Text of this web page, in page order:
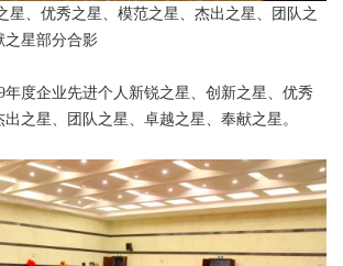
星、优秀之星、模范之星、杰出之星、团队之
之星部分合影
度企业先进个人新锐之星、创新之星、优秀
之星、团队之星、卓越之星、奉献之星。